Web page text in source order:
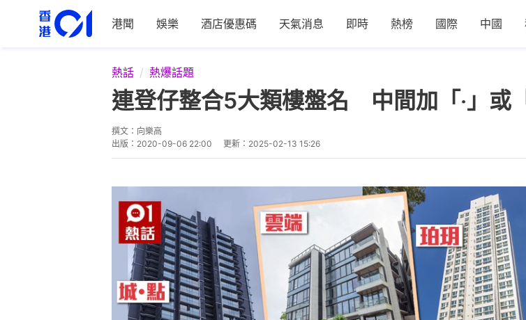
港聞 娛樂 酒店優惠碼 天氣消息 即時 熱榜 國際 中國
熱話 熱爆話題
連登仔整合5大類樓盤名 中間加「‧」或
撰文： 向樂高
出版： 2020-09-06 22:00 更新： 2025-02-13 15:26